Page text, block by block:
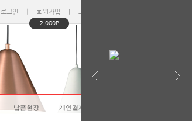
로그인 회원가입
2,000P
ㅣ 고객센터
납품현장 개인결제